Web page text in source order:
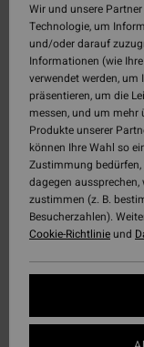
Wir und unsere
Technologie, um
und/oder darauf
Informationen (wie
verwendet werden,
präsentieren, um die
messen, und um
Produkte unserer
können Ihre Wahl so
Zustimmung
dagegen
zustimmen (z. B.
Besucherzahlen).
Cookie-Richtlinieund